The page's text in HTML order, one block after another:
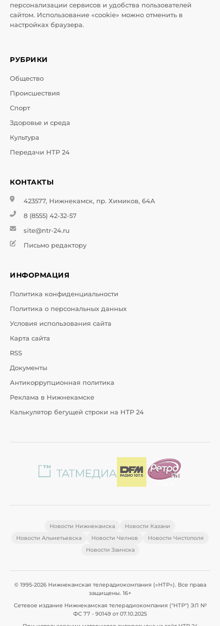
персонализации сервисов и удобства пользователей
сайтом. Использование «cookie» можно отменить в
настройках браузера.
РУБРИКИ
Общество
Происшествия
Спорт
Здоровье и среда
Культура
Передачи НТР 24
КОНТАКТЫ
423577, Нижнекамск, пр. Химиков, 64А
8 (8555) 42-32-57
site@ntr-24.ru
Письмо редактору
ИНФОРМАЦИЯ
Политика конфиденциальности
Политика о персональных данных
Условия использования сайта
Карта сайта
RSS
Документы
Антикоррупционная политика
Реклама в Нижнекамске
Калькулятор бегущей строки на НТР 24
Новости Нижнекамска
Новости Казани
Новости Альметьевска
Новости Челнов
Новости Чистополя
Новости Заинска
© 1995-2026 Нижнекамская телерадиокомпания («НТР»). Все права
защищены. 16+
Сетевое издание Нижнекамская телерадиокомпания ("НТР") ЭЛ №
ФС 77 - 90149 от 07.10.2025